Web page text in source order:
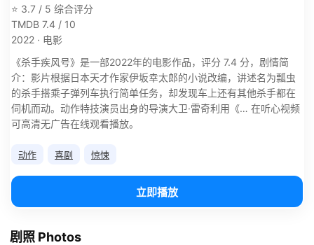
⭐ 3.7 / 5 综合评分
TMDB 7.4 / 10
2022 · 电影
《杀手疾风号》是一部2022年的电影作品，评分 7.4 分，剧情简
介：影片根据日本天才作家伊坂幸太郎的小说改编，讲述名为瓢虫
的杀手搭乘子弹列车执行简单任务，却发现车上还有其他杀手都在
伺机而动。动作特技演员出身的导演大卫·雷奇利用《… 在听心视频
可高清无广告在线观看播放。
动作 喜剧 惊悚
立即播放
剧照 Photos